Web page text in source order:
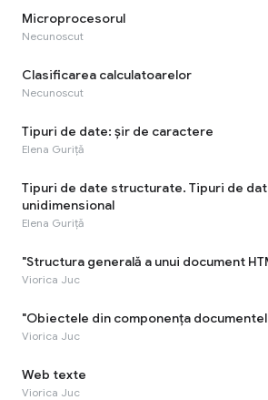
Microprocesorul
Necunoscut
Clasificarea calculatoarelor
Necunoscut
Tipuri de date: șir de caractere
Elena Guriță
Tipuri de date structurate. Tipuri de
unidimensional
Elena Guriță
"Structura generală a unui document
Viorica Juc
"Obiectele din
Viorica Juc
Web texte
Viorica Juc